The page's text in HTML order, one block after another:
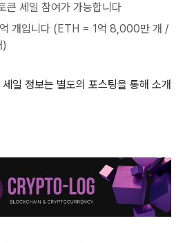
큰 세일 참여가 가능합니다
개입니다 (ETH = 1억 8,000만 개 /
일 정보는 별도의 포스팅을 통해 소개